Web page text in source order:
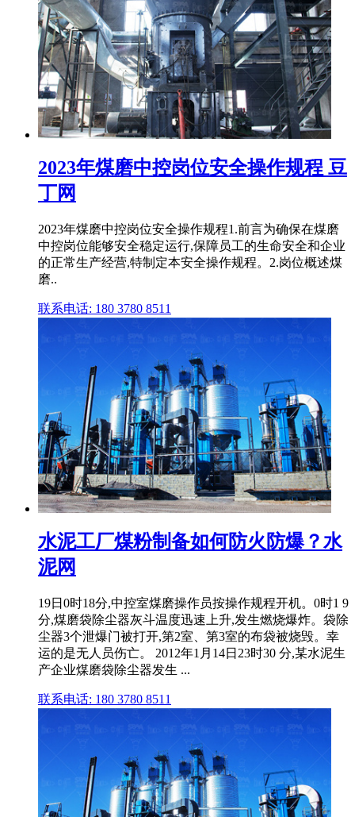
2023年煤磨中控岗位安全操作规程 豆
丁网
2023年煤磨中控岗位安全操作规程1.前言为确保在煤磨
中控岗位能够安全稳定运行,保障员工的生命安全和企业
的正常生产经营,特制定本安全操作规程。2.岗位概述煤
磨..
联系电话: 180 3780 8511
水泥工厂煤粉制备如何防火防爆？水
泥网
19日0时18分,中控室煤磨操作员按操作规程开机。0时1 9
分,煤磨袋除尘器灰斗温度迅速上升,发生燃烧爆炸。袋除
尘器3个泄爆门被打开,第2室、第3室的布袋被烧毁。幸
运的是无人员伤亡。 2012年1月14日23时30 分,某水泥生
产企业煤磨袋除尘器发生 ...
联系电话: 180 3780 8511